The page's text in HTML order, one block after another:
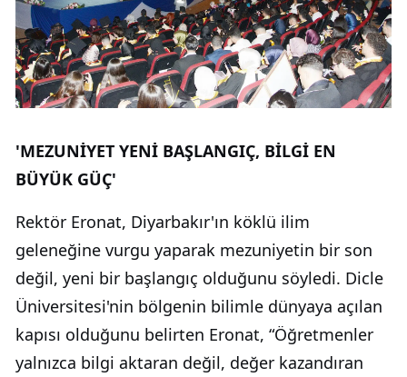
'MEZUNİYET YENİ BAŞLANGIÇ, BİLGİ EN
BÜYÜK GÜÇ'
Rektör Eronat, Diyarbakır'ın köklü ilim
geleneğine vurgu yaparak mezuniyetin bir son
değil, yeni bir başlangıç olduğunu söyledi. Dicle
Üniversitesi'nin bölgenin bilimle dünyaya açılan
kapısı olduğunu belirten Eronat, “Öğretmenler
yalnızca bilgi aktaran değil, değer kazandıran